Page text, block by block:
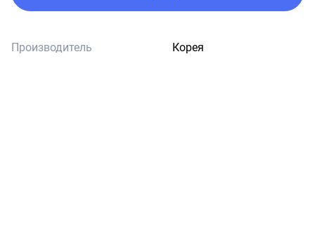
Производитель Корея